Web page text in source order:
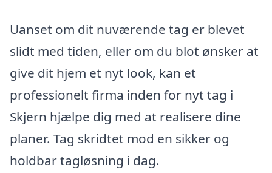
Uanset om dit nuværende tag er blevet
slidt med tiden, eller om du blot ønsker at
give dit hjem et nyt look, kan et
professionelt firma inden for nyt tag i
Skjern hjælpe dig med at realisere dine
planer. Tag skridtet mod en sikker og
holdbar tagløsning i dag.